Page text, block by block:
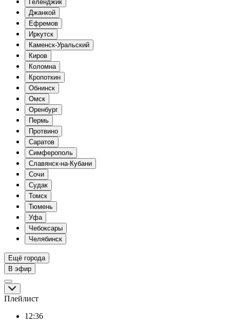
Геленджик
Джанкой
Ефремов
Иркутск
Каменск-Уральский
Киров
Коломна
Кропоткин
Обнинск
Омск
Оренбург
Пермь
Протвино
Саратов
Симферополь
Славянск-на-Кубани
Сочи
Судак
Томск
Тюмень
Уфа
Чебоксары
Челябинск
Ещё города
В эфир
Плейлист
12:36